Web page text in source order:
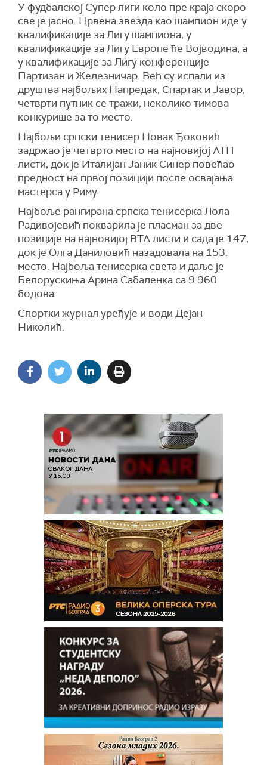
У фудбалској Супер лиги коло пре краја скоро
све је јасно. Црвена звезда као шампион иде у
квалификације за Лигу шампиона, у
квалификације за Лигу Европе ће Војводина, а
у квалификације за Лигу конференције
Партизан и Железничар. Већ су испали из
друштва најбољих Напредак, Спартак и Јавор,
четврти путник се тражи, неколико тимова
конкурише за то место.
Најбољи српски тенисер Новак Ђоковић
задржао је четврто место на најновијој АТП
листи, док је Италијан Јаник Синер повећао
предност на првој позицији после освајања
мастерса у Риму.
Најбоље рангирана српска тенисерка Лола
Радивојевић покварила је пласман за две
позиције на најновијој ВТА листи и сада је 147,
док је Олга Даниловић назадовала на 153.
место. Најбоља тенисерка света и даље је
Белорускиња Арина Сабаленка са 9.960
бодова.
Спортки журнал уређује и води Дејан
Николић.